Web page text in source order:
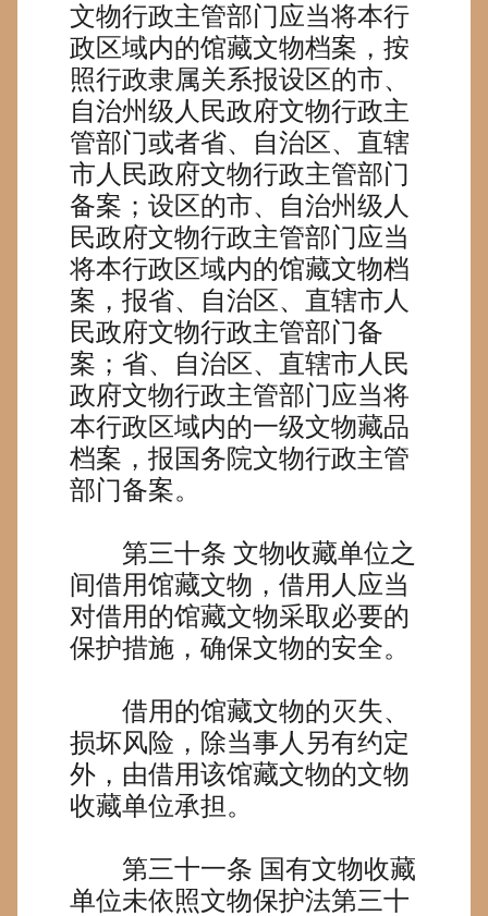
文物行政主管部门应当将本行
政区域内的馆藏文物档案，按
照行政隶属关系报设区的市、
自治州级人民政府文物行政主
管部门或者省、自治区、直辖
市人民政府文物行政主管部门
备案；设区的市、自治州级人
民政府文物行政主管部门应当
将本行政区域内的馆藏文物档
案，报省、自治区、直辖市人
民政府文物行政主管部门备
案；省、自治区、直辖市人民
政府文物行政主管部门应当将
本行政区域内的一级文物藏品
档案，报国务院文物行政主管
部门备案。
第三十条 文物收藏单位之
间借用馆藏文物，借用人应当
对借用的馆藏文物采取必要的
保护措施，确保文物的安全。
借用的馆藏文物的灭失、
损坏风险，除当事人另有约定
外，由借用该馆藏文物的文物
收藏单位承担。
第三十一条 国有文物收藏
单位未依照文物保护法第三十